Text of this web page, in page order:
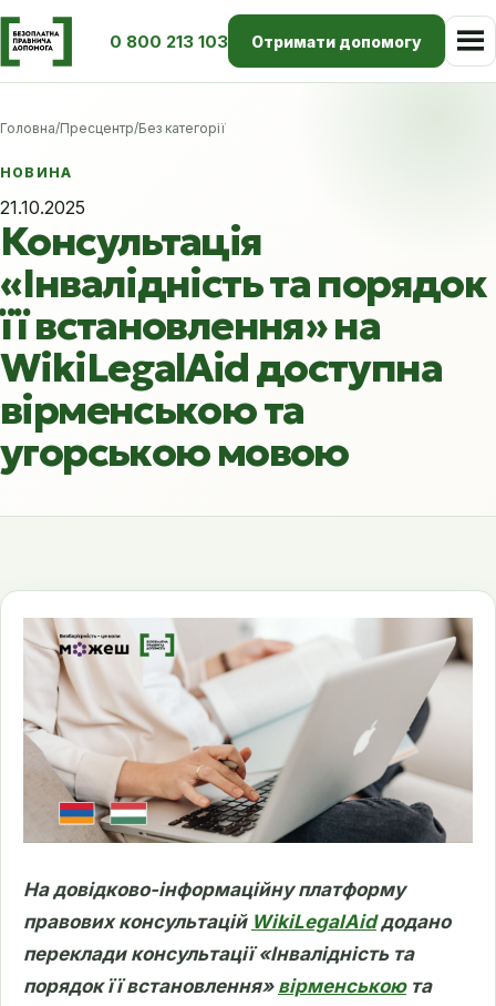
0 800 213 103 Отримати допомогу
Головна/Пресцентр/Без категорії
НОВИНА
21.10.2025
Консультація
«Інвалідність та порядок
її встановлення» на
WikiLegalAid доступна
вірменською та
угорською мовою
На довідково-інформаційну платформу
правових консультацій WikiLegalAidдодано
переклади консультації «Інвалідність та
порядок її встановлення» вірменськоюта